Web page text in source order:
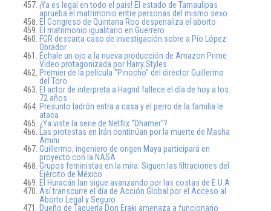
¡Ya es legal en todo el país! El estado de Tamaulipas
aprueba el matrimonio entre personas del mismo sexo
El Congreso de Quintana Roo despenaliza el aborto
El matrimonio igualitario en Guerrero
FGR descarta caso de investigación sobre a Pío López
Obrador
Échale un ojo a la nueva producción de Amazon Prime
Video protagonizada por Harry Styles
Premier de la película ‘’Pinocho’’ del director Guillermo
del Toro
El actor de interpreta a Hagrid fallece el día de hoy a los
72 años
Presunto ladrón entra a casa y el perro de la familia le
ataca
¿Ya viste la serie de Netflix ‘’Dhamer’’?
Las protestas en Irán continúan por la muerte de Masha
Amini
Guillermo, ingeniero de origen Maya participará en
proyecto con la NASA
Grupos feministas en la mira: Siguen las filtraciones del
Ejército de México
El Huracán Ian sigue avanzando por las costas de E.U.A.
Así transcurre el día de Acción Global por el Acceso al
Aborto Legal y Seguro
Dueño de Taquería Don Eraki amenaza a funcionario